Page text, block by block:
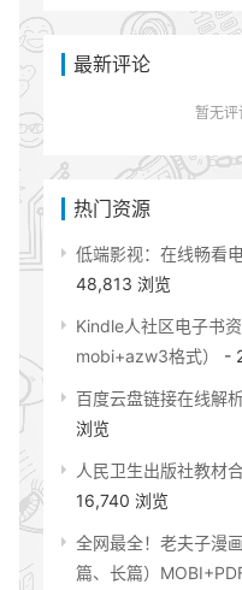
最新评论
暂无评
热门资源
低端影视：在线畅看
48,813 浏览
Kindle人社区电子书
mobi+azw3格式）
-
百度云盘链接在线解
浏览
人民卫生出版社教材
16,740 浏览
全网最全！老夫子漫
篇、长篇）